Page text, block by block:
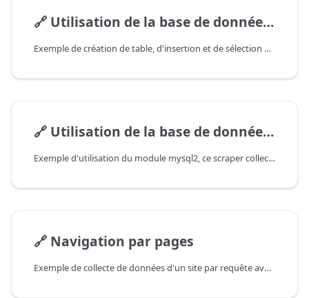
🔗 Utilisation de la base de données SQLite
Exemple de création de table, d'insertion et de sélection de données
🔗 Utilisation de la base de données MySQL
Exemple d'utilisation du module mysql2, ce scraper collecte les liens des résultats Google et les écrit dans la BD
🔗 Navigation par pages
Exemple de collecte de données d'un site par requête avec navigation à travers les pages